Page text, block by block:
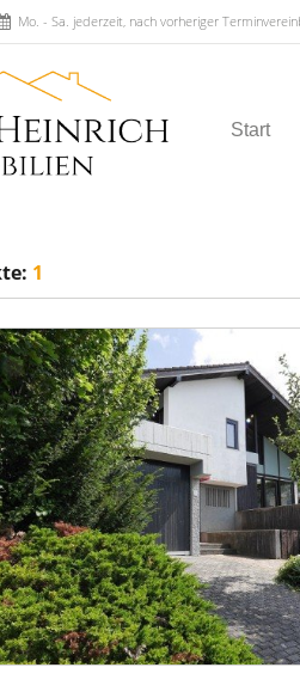
Mo. - Sa. jederzeit, nach vorheriger
Start
1